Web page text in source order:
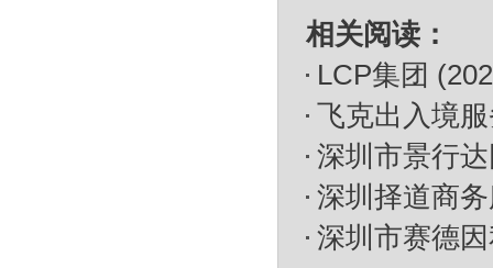
相关阅读：
LCP集团
飞克出入境
深圳市景行
深圳择道商
深圳市赛德